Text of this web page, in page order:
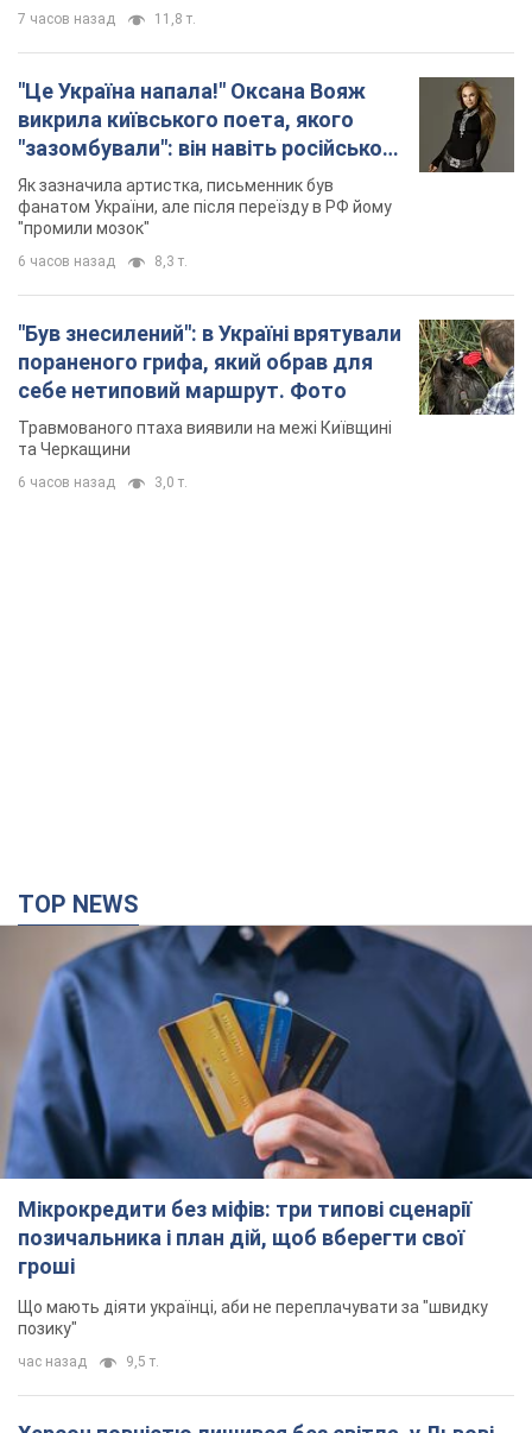
7 часов назад 11,8 т.
"Це Україна напала!" Оксана Вояж
викрила київського поета, якого
"зазомбували": він навіть російської
не знав, а тепер хоче геноциду
українців
Як зазначила артистка, письменник був
фанатом України, але після переїзду в РФ йому
"промили мозок"
6 часов назад 8,3 т.
"Був знесилений": в Україні врятували
пораненого грифа, який обрав для
себе нетиповий маршрут. Фото
Травмованого птаха виявили на межі Київщині
та Черкащини
6 часов назад 3,0 т.
TOP NEWS
Мікрокредити без міфів: три типові сценарії
позичальника і план дій, щоб вберегти свої
гроші
Що мають діяти українці, аби не переплачувати за "швидку
позику"
час назад 9,5 т.